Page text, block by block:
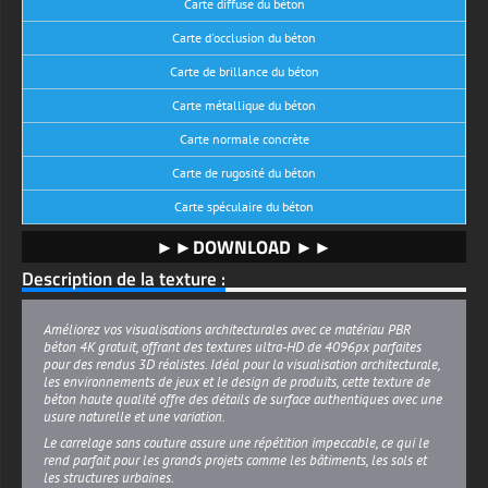
Carte diffuse du béton
Carte d'occlusion du béton
Carte de brillance du béton
Carte métallique du béton
Carte normale concrète
Carte de rugosité du béton
Carte spéculaire du béton
►►DOWNLOAD ►►
Description de la texture :
Améliorez vos visualisations architecturales avec ce matériau PBR
béton 4K gratuit, offrant des textures ultra-HD de 4096px parfaites
pour des rendus 3D réalistes. Idéal pour la visualisation architecturale,
les environnements de jeux et le design de produits, cette texture de
béton haute qualité offre des détails de surface authentiques avec une
usure naturelle et une variation.
Le carrelage sans couture assure une répétition impeccable, ce qui le
rend parfait pour les grands projets comme les bâtiments, les sols et
les structures urbaines.